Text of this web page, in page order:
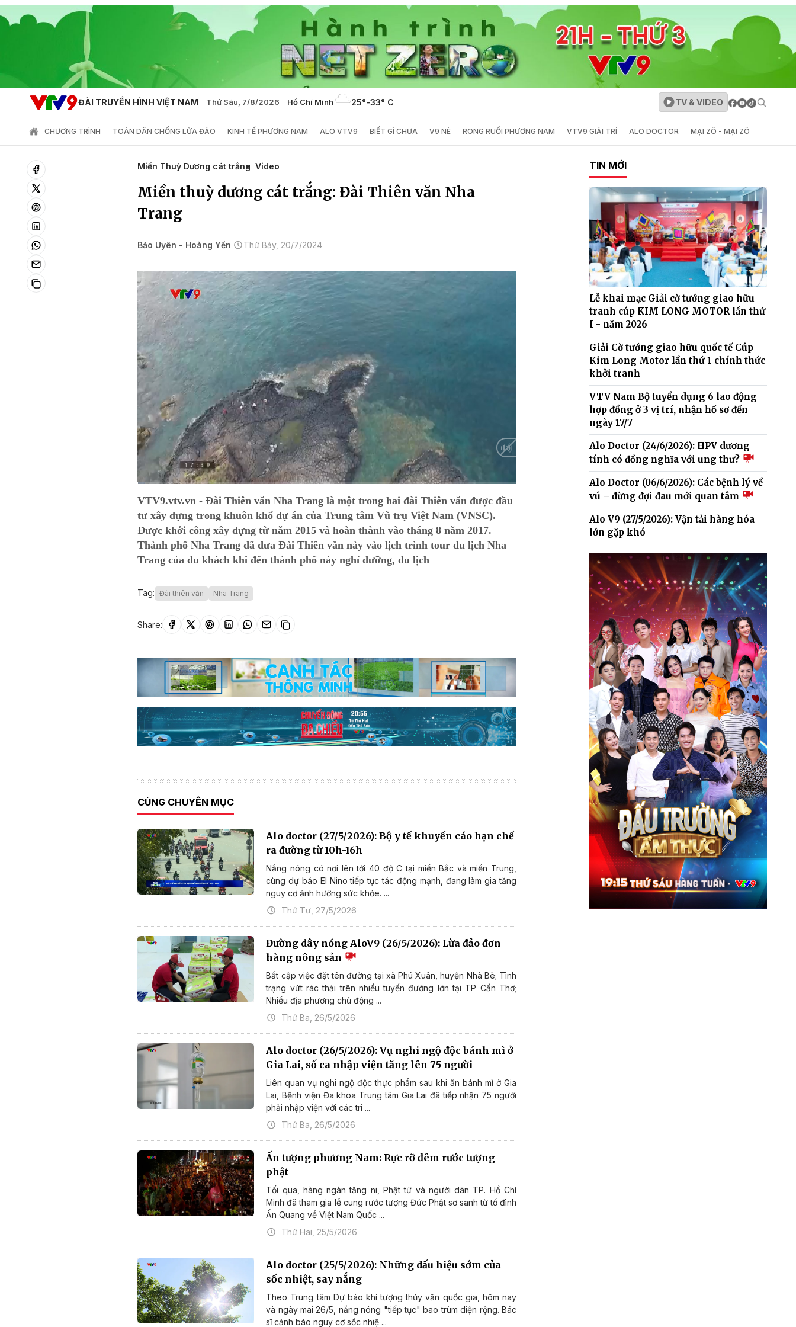
ĐÀI TRUYỀN HÌNH VIỆT NAM Thứ Sáu, 7/8/2026 Hồ Chí Minh 25°-33° C TV & VIDEO
CHƯƠNG TRÌNH TOÀN DÂN CHỐNG LỪA ĐẢO KINH TẾ PHƯƠNG NAM ALO VTV9 BIẾT GÌ CHƯA V9 NÈ RONG RUỔI PHƯƠNG NAM VTV9 GIẢI TRÍ ALO DOCTOR MẠI ZÔ - MẠI ZÔ
Miền Thuỳ Dương cát trắng Video
Miền thuỳ dương cát trắng: Đài Thiên văn Nha
Trang
Bảo Uyên - Hoàng Yến Thứ Bảy, 20/7/2024
Time
VTV9.vtv.vn - Đài Thiên văn Nha Trang là một trong hai đài Thiên văn được đầu
tư xây dựng trong khuôn khổ dự án của Trung tâm Vũ trụ Việt Nam (VNSC).
Được khởi công xây dựng từ năm 2015 và hoàn thành vào tháng 8 năm 2017.
Thành phố Nha Trang đã đưa Đài Thiên văn này vào lịch trình tour du lịch Nha
Trang của du khách khi đến thành phố này nghỉ dưỡng, du lịch
Tag: Đài thiên văn Nha Trang
Share:
CÙNG CHUYÊN MỤC
Alo doctor (27/5/2026): Bộ y tế khuyến cáo hạn chế
ra đường từ 10h-16h
Nắng nóng có nơi lên tới 40 độ C tại miền Bắc và miền Trung,
cùng dự báo El Nino tiếp tục tác động mạnh, đang làm gia tăng
nguy cơ ảnh hưởng sức khỏe. ...
Thứ Tư, 27/5/2026
Đường dây nóng AloV9 (26/5/2026): Lừa đảo đơn
hàng nông sản
Bất cập việc đặt tên đường tại xã Phú Xuân, huyện Nhà Bè; Tình
trạng vứt rác thải trên nhiều tuyến đường lớn tại TP Cần Thơ;
Nhiều địa phương chủ động ...
Thứ Ba, 26/5/2026
Alo doctor (26/5/2026): Vụ nghi ngộ độc bánh mì ở
Gia Lai, số ca nhập viện tăng lên 75 người
Liên quan vụ nghi ngộ độc thực phẩm sau khi ăn bánh mì ở Gia
Lai, Bệnh viện Đa khoa Trung tâm Gia Lai đã tiếp nhận 75 người
phải nhập viện với các tri ...
Thứ Ba, 26/5/2026
Ấn tượng phương Nam: Rực rỡ đêm rước tượng
phật
Tối qua, hàng ngàn tăng ni, Phật tử và người dân TP. Hồ Chí
Minh đã tham gia lễ cung rước tượng Đức Phật sơ sanh từ tổ đình
Ấn Quang về Việt Nam Quốc ...
Thứ Hai, 25/5/2026
Alo doctor (25/5/2026): Những dấu hiệu sớm của
sốc nhiệt, say nắng
Theo Trung tâm Dự báo khí tượng thủy văn quốc gia, hôm nay
và ngày mai 26/5, nắng nóng "tiếp tục" bao trùm diện rộng. Bác
sĩ cảnh báo nguy cơ sốc nhiệ ...
TIN MỚI
Lễ khai mạc Giải cờ tướng giao hữu
tranh cúp KIM LONG MOTOR lần thứ
I - năm 2026
Giải Cờ tướng giao hữu quốc tế Cúp
Kim Long Motor lần thứ 1 chính thức
khởi tranh
VTV Nam Bộ tuyển dụng 6 lao động
hợp đồng ở 3 vị trí, nhận hồ sơ đến
ngày 17/7
Alo Doctor (24/6/2026): HPV dương
tính có đồng nghĩa với ung thư?
Alo Doctor (06/6/2026): Các bệnh lý về
vú – đừng đợi đau mới quan tâm
Alo V9 (27/5/2026): Vận tải hàng hóa
lớn gặp khó